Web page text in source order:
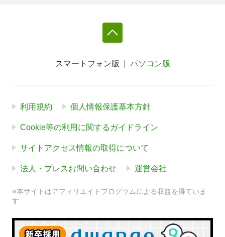
スマートフォン版 パソコン版
利用規約 個人情報保護基本方針
Cookie等の利用に関するガイドライン
サイトアクセス情報の取得について
法人・プレスお問い合わせ 運営会社
※本サイトはアフィリエイトプログラムによる収益を得ていま
す